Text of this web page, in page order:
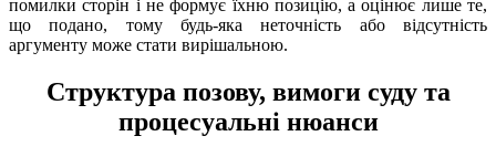
помилки сторін і не формує їхню позицію, а оцінює лише те,
що подано, тому будь-яка неточність або відсутність
аргументу може стати вирішальною.
Структура позову, вимоги суду та
процесуальні нюанси